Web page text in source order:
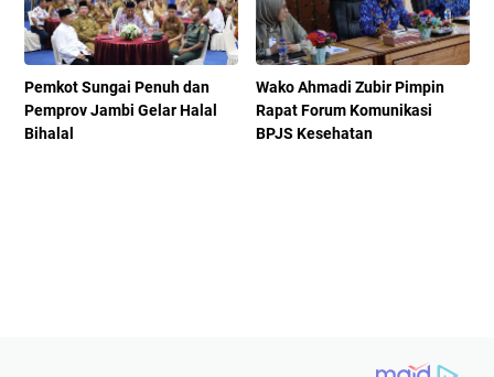
Pemkot Sungai Penuh dan
Pemprov Jambi Gelar Halal
Bihalal
Wako Ahmadi Zubir Pimpin
Rapat Forum Komunikasi
BPJS Kesehatan